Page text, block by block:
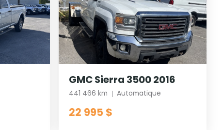
GMC Sierra 3500 2016
441 466 km Automatique
22 995 $